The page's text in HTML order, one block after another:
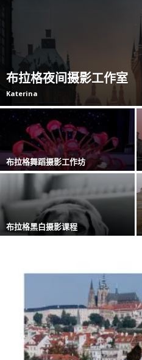
布拉格夜间摄影工作室
Katerina
布拉格舞蹈摄影工作坊
布拉格黑白摄影课程